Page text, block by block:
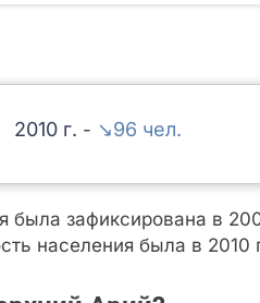
2010 - ↘96
зафиксирована в
населения была в 2010